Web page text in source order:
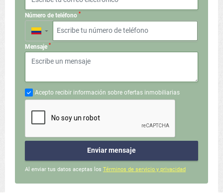
Número de teléfono *
▼
Mensaje *
Acepto recibir información sobre ofertas inmobiliarias
Enviar mensaje
Al enviar tus datos aceptas los Términos de servicio y privacidad